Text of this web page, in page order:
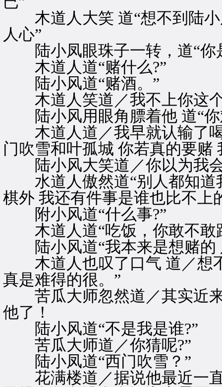
木道人大笑 道“想不到陆小
人心”
陆小凤眼珠子一转，道“你
木道人道“赌什么?”
陆小风道“赌酒。”
木道人笑道／我不上你这
陆小风用眼角膘着他 道“你
木道人道／我早就认输了喝
门吹雪和叶孤城 你若真的要赌
陆小风大笑道／你以为我会
水道人傲然道“别人都知道
棋外 我还有件事是谁也比不上
附小风道“什么事?”
木道人道“吃饭，你敢不敢
陆小风道“我本来是想赌的
木道人也叹了口气 道／想
真是难得的很。”
苦瓜大师忽然道／其实近来
他了！
陆小风道“不是我是谁?”
苦瓜大师道／你猜呢?”
陆小凤道“西门吹雪？”
花满楼道／据说他最近一直